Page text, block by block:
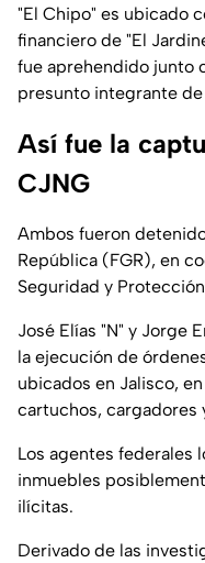
"El Chipo" es ubicado
financiero de "El
fue aprehendido junto
presunto integrante
Así fue la
CJNG
Ambos fueron
República (FGR), en
Seguridad y
José Elías "N" y Jorge
la ejecución de
ubicados en Jalisco,
cartuchos, cargadores
Los agentes federales
inmuebles
ilícitas.
Derivado de las